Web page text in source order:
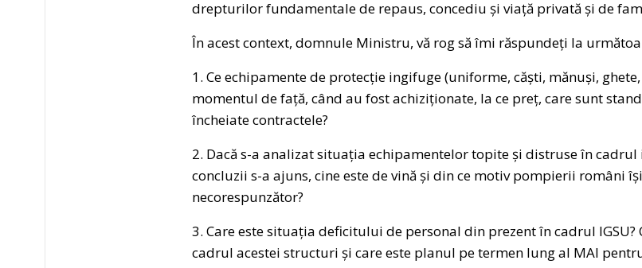
drepturilor fundamentale de repaus, concediu și viață privată și de
În acest context, domnule Ministru, vă rog să îmi răspundeți la
1. Ce echipamente de protecție ingifuge (uniforme, căști, mănuși,
momentul de față, când au fost achiziționate, la ce preț, care sunt
încheiate contractele?
2. Dacă s-a analizat situația echipamentelor topite și distruse în cadrul
concluzii s-a ajuns, cine este de vină și din ce motiv pompierii români
necorespunzător?
3. Care este situația deficitului de personal din prezent în cadrul
cadrul acestei structuri și care este planul pe termen lung al MAI